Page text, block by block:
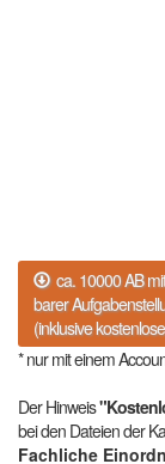
ca. 10000 AB
barer
(inklusive
* nur mit einem
Der Hinweis
bei den Dateien der
Fachliche